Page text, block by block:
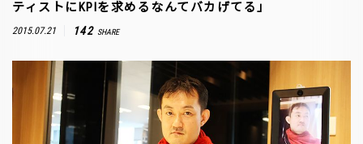
ティストにKPIを求めるなんてバカげてる」
2015.07.21 142 SHARE